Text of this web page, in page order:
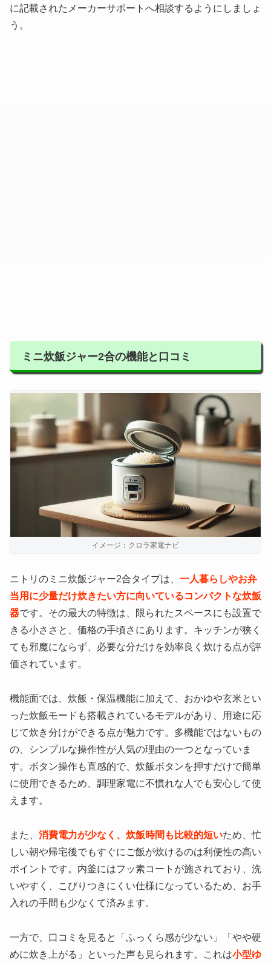
に記載されたメーカーサポートへ相談するようにしましょ
う。
ミニ炊飯ジャー2合の機能と口コミ
イメージ：クロラ家電ナビ
ニトリのミニ炊飯ジャー2合タイプは、 一人暮らしやお弁
当用に少量だけ炊きたい方に向いているコンパクトな炊飯
器です。その最大の特徴は、限られたスペースにも設置で
きる小ささと、価格の手頃さにあります。キッチンが狭く
ても邪魔にならず、必要な分だけを効率良く炊ける点が評
価されています。
機能面では、炊飯・保温機能に加えて、おかゆや玄米とい
った炊飯モードも搭載されているモデルがあり、用途に応
じて炊き分けができる点が魅力です。多機能ではないもの
の、シンプルな操作性が人気の理由の一つとなっていま
す。ボタン操作も直感的で、炊飯ボタンを押すだけで簡単
に使用できるため、調理家電に不慣れな人でも安心して使
えます。
また、 消費電力が少なく、炊飯時間も比較的短いため、忙
しい朝や帰宅後でもすぐにご飯が炊けるのは利便性の高い
ポイントです。内釜にはフッ素コートが施されており、洗
いやすく、こびりつきにくい仕様になっているため、お手
入れの手間も少なくて済みます。
一方で、口コミを見ると「ふっくら感が少ない」「やや硬
めに炊き上がる」といった声も見られます。これは小型ゆ